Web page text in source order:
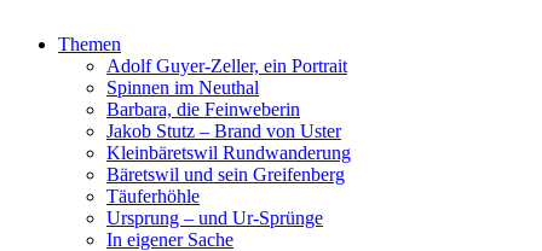
Themen
Adolf Guyer-Zeller, ein Portrait
Spinnen im Neuthal
Barbara, die Feinweberin
Jakob Stutz – Brand von Uster
Kleinbäretswil Rundwanderung
Bäretswil und sein Greifenberg
Täuferhöhle
Ursprung – und Ur-Sprünge
In eigener Sache